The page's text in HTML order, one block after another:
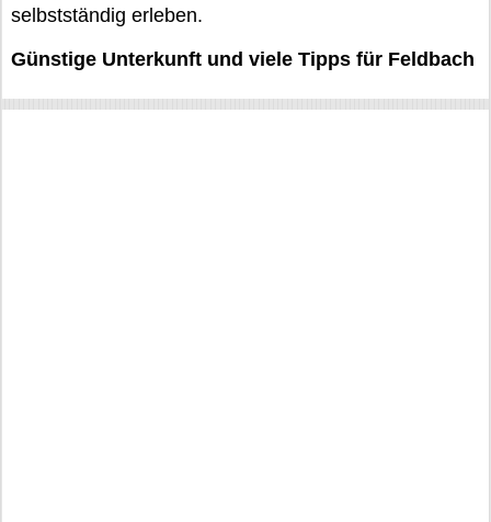
selbstständig erleben.
Günstige Unterkunft und viele Tipps für Feldbach